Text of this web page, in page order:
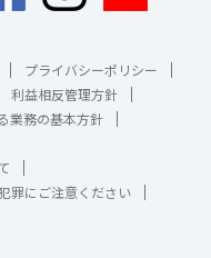
プライバシーポリシー
利益相反管理方針
業務の基本方針
罪にご注意ください